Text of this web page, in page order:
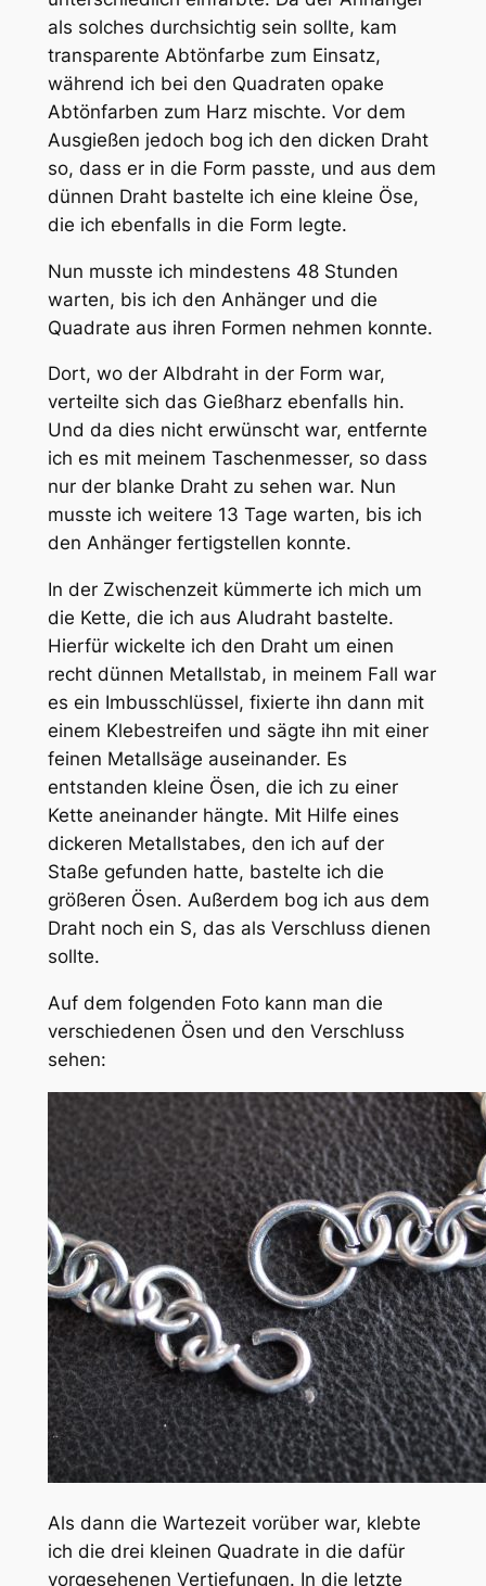
als solches durchsichtig sein sollte, kam
transparente Abtönfarbe zum Einsatz,
während ich bei den Quadraten opake
Abtönfarben zum Harz mischte. Vor dem
Ausgießen jedoch bog ich den dicken Draht
so, dass er in die Form passte, und aus dem
dünnen Draht bastelte ich eine kleine Öse,
die ich ebenfalls in die Form legte.
Nun musste ich mindestens 48 Stunden
warten, bis ich den Anhänger und die
Quadrate aus ihren Formen nehmen konnte.
Dort, wo der Albdraht in der Form war,
verteilte sich das Gießharz ebenfalls hin.
Und da dies nicht erwünscht war, entfernte
ich es mit meinem Taschenmesser, so dass
nur der blanke Draht zu sehen war. Nun
musste ich weitere 13 Tage warten, bis ich
den Anhänger fertigstellen konnte.
In der Zwischenzeit kümmerte ich mich um
die Kette, die ich aus Aludraht bastelte.
Hierfür wickelte ich den Draht um einen
recht dünnen Metallstab, in meinem Fall war
es ein Imbusschlüssel, fixierte ihn dann mit
einem Klebestreifen und sägte ihn mit einer
feinen Metallsäge auseinander. Es
entstanden kleine Ösen, die ich zu einer
Kette aneinander hängte. Mit Hilfe eines
dickeren Metallstabes, den ich auf der
Staße gefunden hatte, bastelte ich die
größeren Ösen. Außerdem bog ich aus dem
Draht noch ein S, das als Verschluss dienen
sollte.
Auf dem folgenden Foto kann man die
verschiedenen Ösen und den Verschluss
sehen:
Als dann die Wartezeit vorüber war, klebte
ich die drei kleinen Quadrate in die dafür
vorgesehenen Vertiefungen. In die letzte